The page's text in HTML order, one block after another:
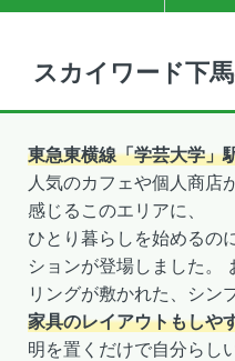
スカイワード下
東急東横線「学芸大学」
人気のカフェや個人商店
感じるこのエリアに、
ひとり暮らしを始めるの
ションが登場しました。
リングが敷かれた、シン
家具のレイアウトもしや
明を置くだけで自分らし